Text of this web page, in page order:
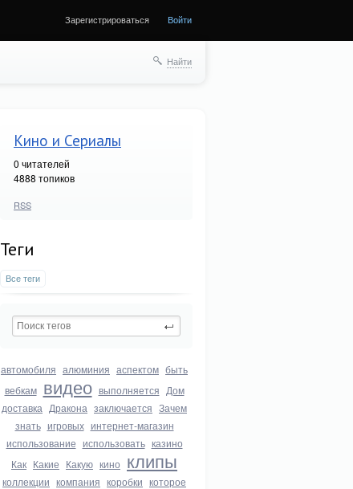
Зарегистрироваться Войти
Найти
Кино и Сериалы
0 читателей
4888 топиков
RSS
Теги
Все теги
автомобиля алюминия аспектом быть
вебкам видео выполняется Дом
доставка Дракона заключается Зачем
знать игровых интернет-магазин
использование использовать казино
Как Какие Какую кино клипы
коллекции компания коробки которое